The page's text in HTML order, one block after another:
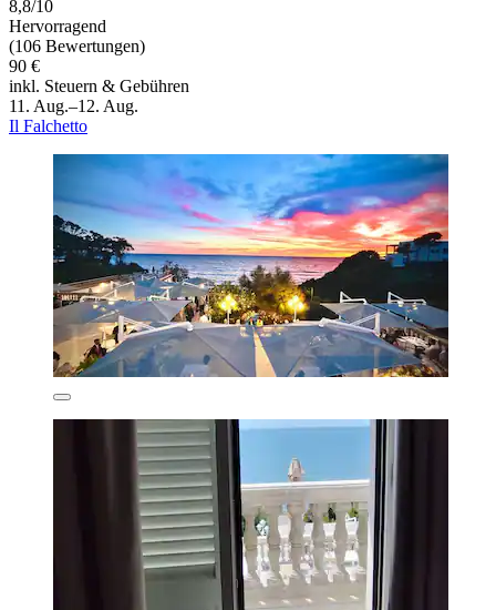
8,8/10
Hervorragend
(106 Bewertungen)
90 €
inkl. Steuern & Gebühren
11. Aug.–12. Aug.
Il Falchetto